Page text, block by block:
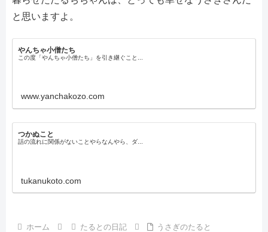
と思いますよ。
やんちゃ小僧たち
この度「やんちゃ小僧たち」を引き継ぐこと...
www.yanchakozo.com
つかぬこと
話の流れに関係がないことやらなんやら、ダ...
tukanukoto.com
ホーム たるとの日記 うさぎのたると